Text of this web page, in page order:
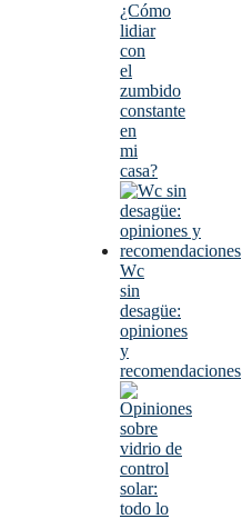
¿Cómo
lidiar
con
el
zumbido
constante
en
mi
casa?
Wc
sin
desagüe:
opiniones
y
recomendaciones